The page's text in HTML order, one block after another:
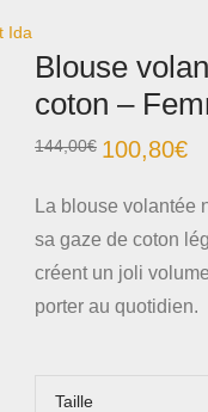
Ida
Blouse
coton –
144,00€ 100,80€
La blouse volantée
sa gaze de coton
créent un joli
porter au quotidien.
Taille